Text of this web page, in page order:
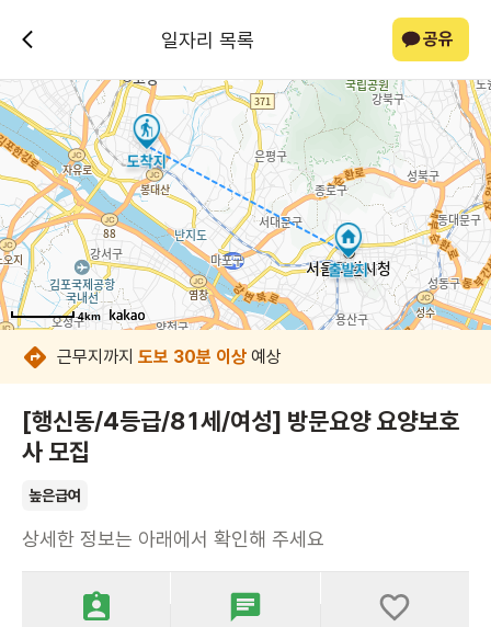
일자리 목록 공유
4km
4km
4km
4km
4km
4km
4km
4km
근무지까지 도보 30분 이상 예상
[행신동/4등급/81세/여성] 방문요양 요양보호
사 모집
높은급여
상세한 정보는 아래에서 확인해 주세요